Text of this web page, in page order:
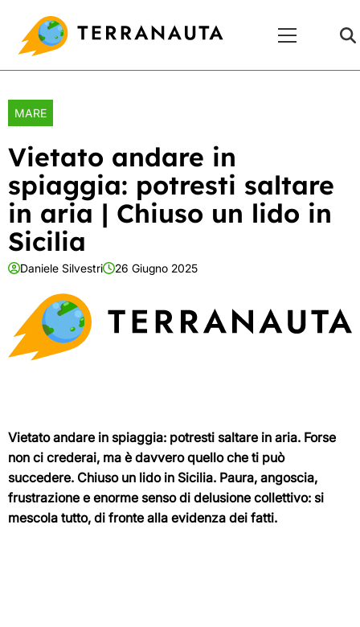
content
Principale
MARE
Vietato andare in
spiaggia: potresti saltare
in aria | Chiuso un lido in
Sicilia
Daniele Silvestri 26 Giugno 2025
Vietato andare in spiaggia: potresti saltare in aria. Forse
non ci crederai, ma è davvero quello che ti può
succedere. Chiuso un lido in Sicilia. Paura, angoscia,
frustrazione e enorme senso di delusione collettivo: si
mescola tutto, di fronte alla evidenza dei fatti.